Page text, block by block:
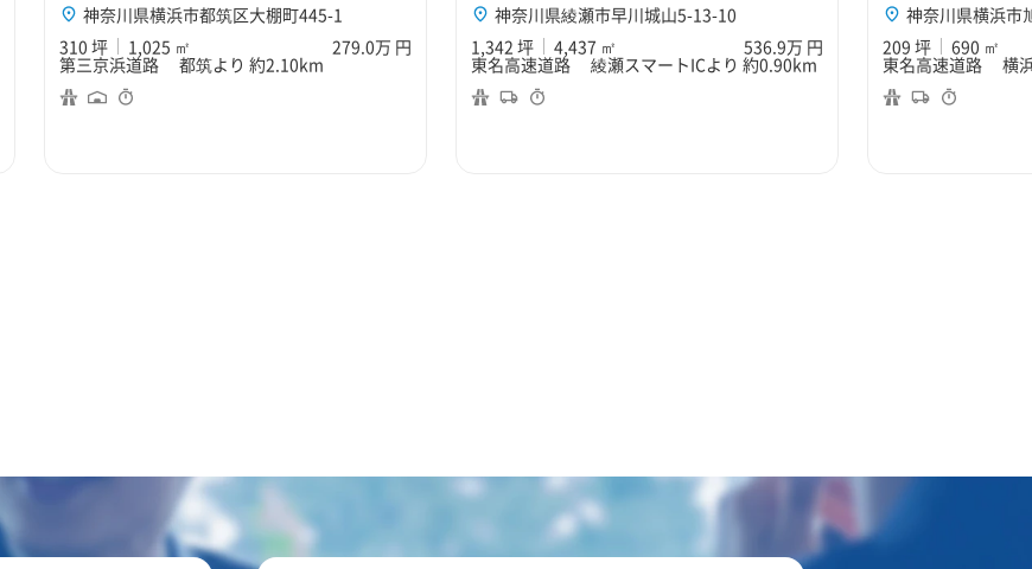
神奈川県横浜市都筑区大棚町445-1
310 坪
1,025 ㎡ 279.0万 円
第三京浜道路 都筑より 約2.10km
神奈川県綾瀬市早川城山5-13-10
1,342 坪
4,437 ㎡ 536.9万 円
東名高速道路 綾瀬スマートICより 約0.90km
神奈川県横浜市
209 坪
690 ㎡
東名高速道路 横